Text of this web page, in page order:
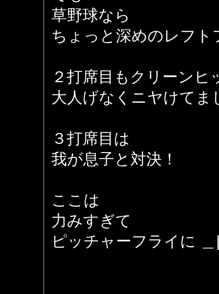
草野球なら
ちょっと深めのレフ
２打席目もクリーンヒ
大人げなくニヤけてま
３打席目は
我が息子と対決！
ここは
力みすぎて
ピッチャーフライに